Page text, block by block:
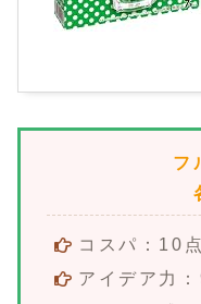
フ
コスパ：10点
アイデア力：